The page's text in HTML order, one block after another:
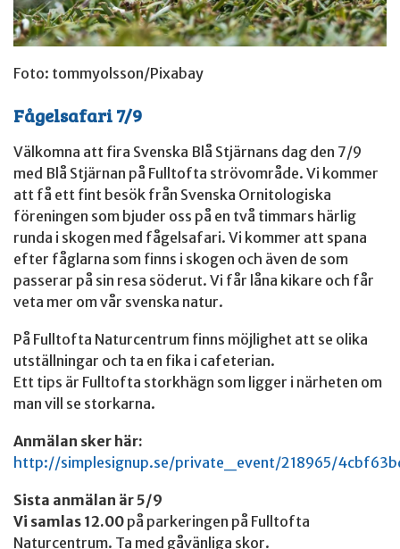
Foto: tommyolsson/Pixabay
Fågelsafari 7/9
Välkomna att fira Svenska Blå Stjärnans dag den 7/9
med Blå Stjärnan på Fulltofta strövområde. Vi kommer
att få ett fint besök från Svenska Ornitologiska
föreningen som bjuder oss på en två timmars härlig
runda i skogen med fågelsafari. Vi kommer att spana
efter fåglarna som finns i skogen och även de som
passerar på sin resa söderut. Vi får låna kikare och får
veta mer om vår svenska natur.
På Fulltofta Naturcentrum finns möjlighet att se olika
utställningar och ta en fika i cafeterian.
Ett tips är Fulltofta storkhägn som ligger i närheten om
man vill se storkarna.
Anmälan sker här:
http://simplesignup.se/private_event/218965/
Sista anmälan är 5/9
Vi samlas 12.00 på parkeringen på Fulltofta
Naturcentrum. Ta med gåvänliga skor.